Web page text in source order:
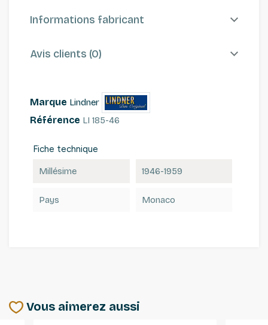
Informations fabricant
Avis clients (0)
Marque Lindner
Référence LI 185-46
Fiche technique
Millésime 1946-1959
Pays Monaco
Vous aimerez aussi